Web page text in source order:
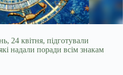
24 квітня, підготували
надали поради всім знакам